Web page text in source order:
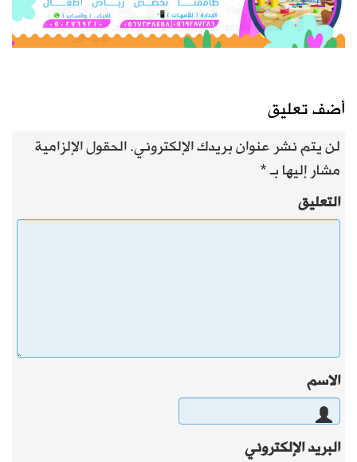
أضف تعليق
لن يتم نشر عنوان بريدك الإلكتروني.الحقول الإلزامية
مشار إليها بـ*
التعليق
الاسم
البريد الإلكتروني